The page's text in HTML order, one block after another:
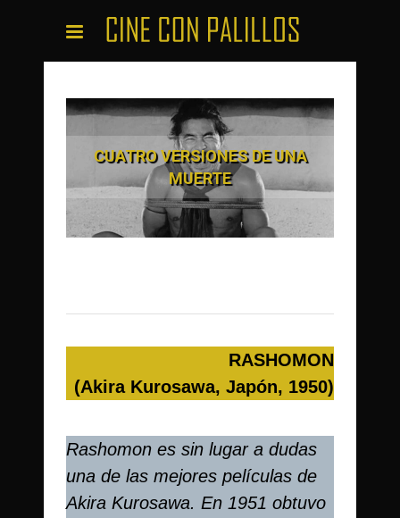
CUATRO VERSIONES DE UNA
MUERTE
RASHOMON
(Akira Kurosawa, Japón, 1950)
Rashomon es sin lugar a dudas
una de las mejores películas de
Akira Kurosawa. En 1951 obtuvo